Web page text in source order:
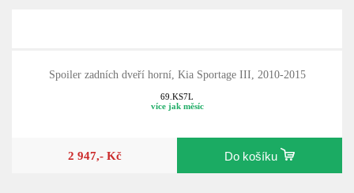
Spoiler zadních dveří horní, Kia Sportage III, 2010-2015
69.KS7L
více jak měsíc
2 947,- Kč Do košíku